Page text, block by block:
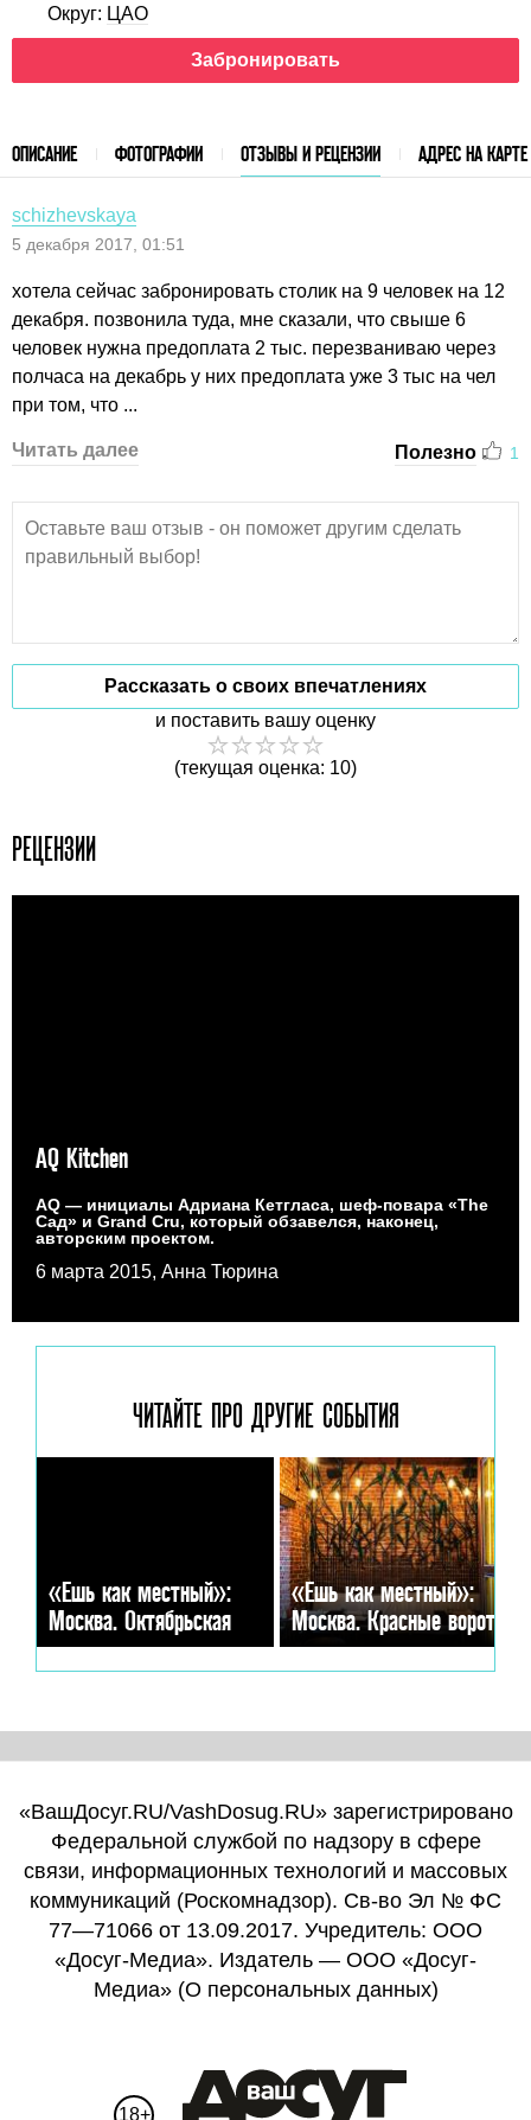
Округ: ЦАО
Забронировать
ОПИСАНИЕ ФОТОГРАФИИ ОТЗЫВЫ И РЕЦЕНЗИИ АДРЕС НА КАРТЕ
schizhevskaya
5 декабря 2017, 01:51
хотела сейчас забронировать столик на 9 человек на 12
декабря. позвонила туда, мне сказали, что свыше 6
человек нужна предоплата 2 тыс. перезваниваю через
полчаса на декабрь у них предоплата уже 3 тыс на чел
при том, что ...
Читать далее Полезно 1
Рассказать о своих впечатлениях
и поставить вашу оценку
(текущая оценка: 10)
РЕЦЕНЗИИ
AQ Kitchen
AQ — инициалы Адриана Кетгласа, шеф-повара «The
Сад» и Grand Cru, который обзавелся, наконец,
авторским проектом.
6 марта 2015, Анна Тюрина
ЧИТАЙТЕ ПРО ДРУГИЕ СОБЫТИЯ
«Ешь как местный»:
Москва. Октябрьская
«Ешь как местный»:
Москва. Красные ворота
«ВашДосуг.RU/VashDosug.RU» зарегистрировано
Федеральной службой по надзору в сфере
связи, информационных технологий и массовых
коммуникаций (Роскомнадзор). Св-во Эл № ФС
77—71066 от 13.09.2017. Учредитель: ООО
«Досуг-Медиа». Издатель — ООО «Досуг-
Медиа» (О персональных данных)
18+